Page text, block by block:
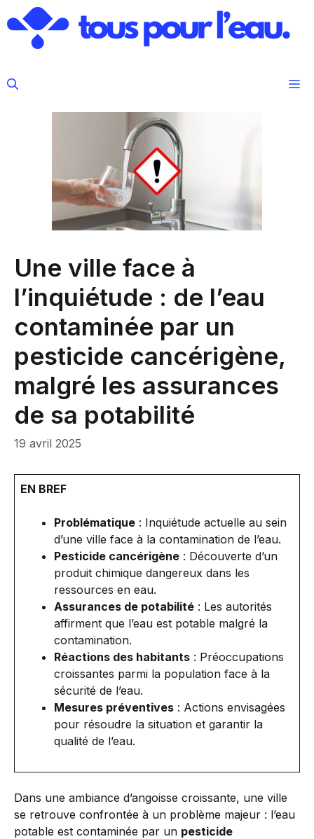
au
contenu
Une ville face à
l’inquiétude : de l’eau
contaminée par un
pesticide cancérigène,
malgré les assurances
de sa potabilité
19 avril 2025
EN BREF
Problématique : Inquiétude actuelle au sein
d’une ville face à la contamination de l’eau.
Pesticide cancérigène : Découverte d’un
produit chimique dangereux dans les
ressources en eau.
Assurances de potabilité : Les autorités
affirment que l’eau est potable malgré la
contamination.
Réactions des habitants : Préoccupations
croissantes parmi la population face à la
sécurité de l’eau.
Mesures préventives : Actions envisagées
pour résoudre la situation et garantir la
qualité de l’eau.
Dans une ambiance d’angoisse croissante, une ville
se retrouve confrontée à un problème majeur : l’eau
potable est contaminée par un pesticide